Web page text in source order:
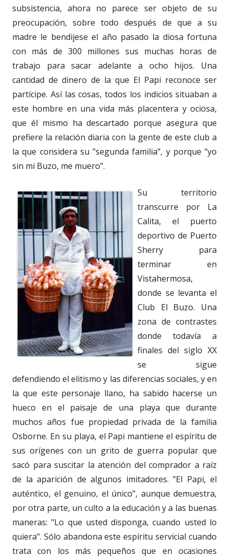
subsistencia, ahora no parece ser objeto de su
preocupación, sobre todo después de que a su
madre le bendijese el año pasado la diosa fortuna
con más de 300 millones sus muchas horas de
trabajo para sacar adelante a ocho hijos. Una
cantidad de dinero de la que El Papi reconoce ser
partícipe. Así las cosas, todos los indicios situaban a
este hombre en una vida más placentera y ociosa,
que él mismo ha descartado porque asegura que
prefiere la relación diaria con la gente de este club a
la que considera su "segunda familia", y porque "yo
sin mi Buzo, me muero".
Su territorio
transcurre por La
Calita, el puerto
deportivo de Puerto
Sherry para
terminar en
Vistahermosa,
donde se levanta el
Club El Buzo. Una
zona de contrastes
donde todavía a
finales del siglo XX
se sigue
defendiendo el elitismo y las diferencias sociales, y en
la que este personaje llano, ha sabido hacerse un
hueco en el paisaje de una playa que durante
muchos años fue propiedad privada de la familia
Osborne. En su playa, el Papi mantiene el espíritu de
sus orígenes con un grito de guerra popular que
sacó para suscitar la atención del comprador a raíz
de la aparición de algunos imitadores. "El Papi, el
auténtico, el genuino, el único", aunque demuestra,
por otra parte, un culto a la educación y a las buenas
maneras: "Lo que usted disponga, cuando usted lo
quiera". Sólo abandona este espíritu servicial cuando
trata con los más pequeños que en ocasiones